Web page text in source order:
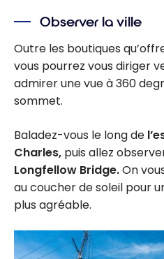
Observer la ville
Outre les boutiques
vous pourrez vous diriger
admirer une vue à 360
sommet.
Baladez-vous le long de
Charles, puis allez
Longfellow Bridge.On
au coucher de soleil pour
plus agréable.